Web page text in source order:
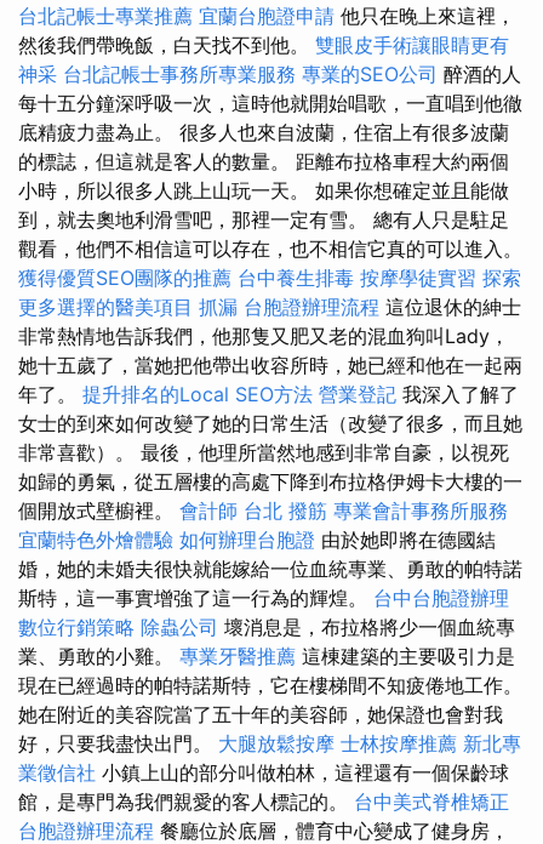
台北記帳士專業推薦 宜蘭台胞證申請 他只在晚上來這裡，
然後我們帶晚飯，白天找不到他。 雙眼皮手術讓眼睛更有
神采 台北記帳士事務所專業服務 專業的SEO公司 醉酒的人
每十五分鐘深呼吸一次，這時他就開始唱歌，一直唱到他徹
底精疲力盡為止。 很多人也來自波蘭，住宿上有很多波蘭
的標誌，但這就是客人的數量。 距離布拉格車程大約兩個
小時，所以很多人跳上山玩一天。 如果你想確定並且能做
到，就去奧地利滑雪吧，那裡一定有雪。 總有人只是駐足
觀看，他們不相信這可以存在，也不相信它真的可以進入。
獲得優質SEO團隊的推薦 台中養生排毒 按摩學徒實習 探索
更多選擇的醫美項目 抓漏 台胞證辦理流程 這位退休的紳士
非常熱情地告訴我們，他那隻又肥又老的混血狗叫Lady，
她十五歲了，當她把他帶出收容所時，她已經和他在一起兩
年了。 提升排名的Local SEO方法 營業登記 我深入了解了
女士的到來如何改變了她的日常生活（改變了很多，而且她
非常喜歡）。 最後，他理所當然地感到非常自豪，以視死
如歸的勇氣，從五層樓的高處下降到布拉格伊姆卡大樓的一
個開放式壁櫥裡。 會計師 台北 撥筋 專業會計事務所服務
宜蘭特色外燴體驗 如何辦理台胞證 由於她即將在德國結
婚，她的未婚夫很快就能嫁給一位血統專業、勇敢的帕特諾
斯特，這一事實增強了這一行為的輝煌。 台中台胞證辦理
數位行銷策略 除蟲公司 壞消息是，布拉格將少一個血統專
業、勇敢的小雞。 專業牙醫推薦 這棟建築的主要吸引力是
現在已經過時的帕特諾斯特，它在樓梯間不知疲倦地工作。
她在附近的美容院當了五十年的美容師，她保證也會對我
好，只要我盡快出門。 大腿放鬆按摩 士林按摩推薦 新北專
業徵信社 小鎮上山的部分叫做柏林，這裡還有一個保齡球
館，是專門為我們親愛的客人標記的。 台中美式脊椎矯正
台胞證辦理流程 餐廳位於底層，體育中心變成了健身房，